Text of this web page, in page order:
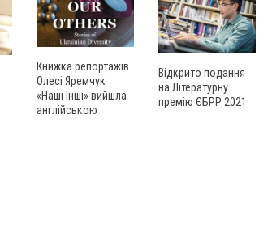
Книжка репортажів
Олесі Яремчук
«Наші Інші» вийшла
англійською
Відкрито подання
на Літературну
премію ЄБРР 2021